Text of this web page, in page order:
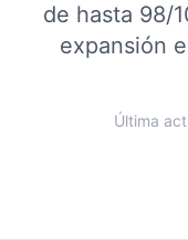
de hasta 98/
expansión
Última